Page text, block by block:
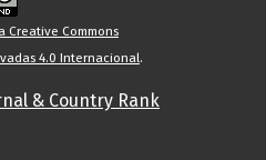
Creative Commons
4.0 Internacional.